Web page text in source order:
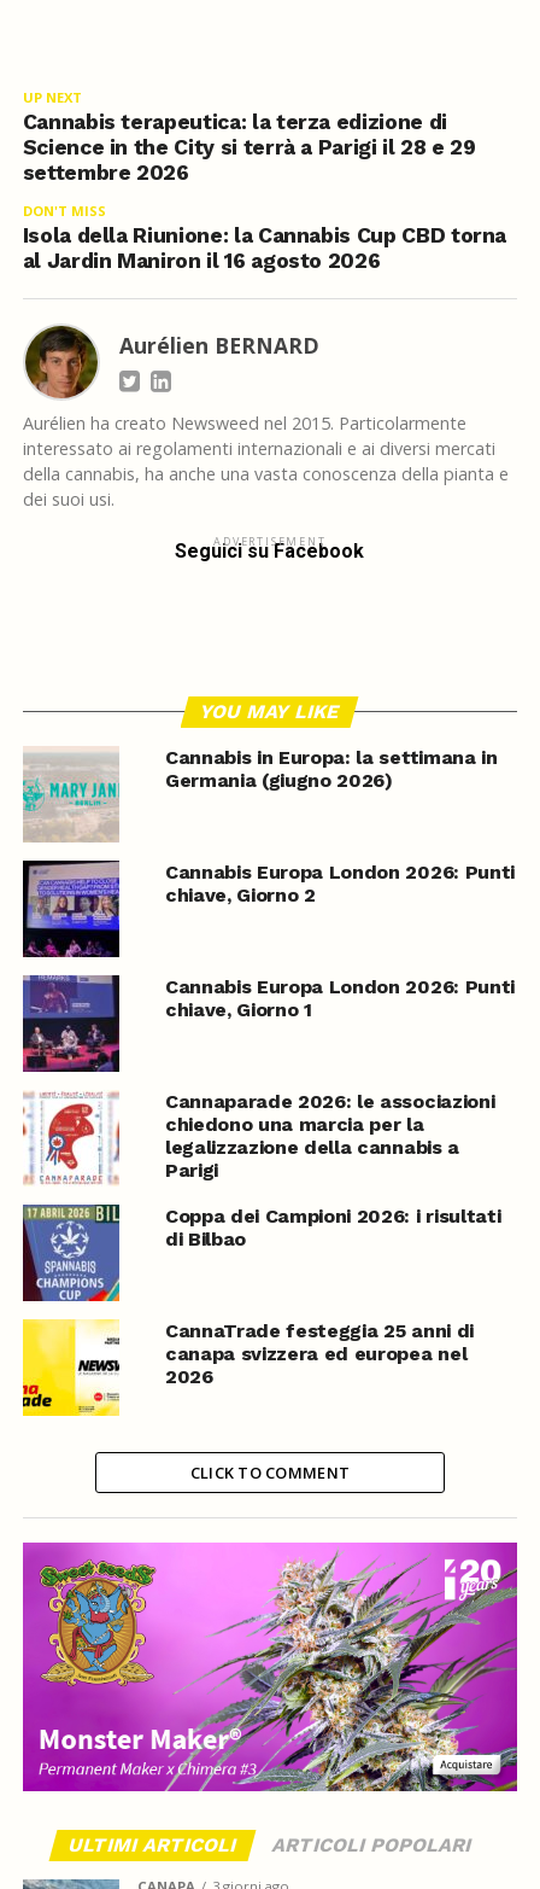
UP NEXT
Cannabis terapeutica: la terza edizione di
Science in the City si terrà a Parigi il 28 e 29
settembre 2026
DON'T MISS
Isola della Riunione: la Cannabis Cup CBD torna
al Jardin Maniron il 16 agosto 2026
Aurélien BERNARD
Aurélien ha creato Newsweed nel 2015. Particolarmente
interessato ai regolamenti internazionali e ai diversi mercati
della cannabis, ha anche una vasta conoscenza della pianta e
dei suoi usi.
ADVERTISEMENT
Seguici su Facebook
YOU MAY LIKE
Cannabis in Europa: la settimana in
Germania (giugno 2026)
Cannabis Europa London 2026: Punti
chiave, Giorno 2
Cannabis Europa London 2026: Punti
chiave, Giorno 1
Cannaparade 2026: le associazioni
chiedono una marcia per la
legalizzazione della cannabis a
Parigi
Coppa dei Campioni 2026: i risultati
di Bilbao
CannaTrade festeggia 25 anni di
canapa svizzera ed europea nel
2026
CLICK TO COMMENT
ULTIMI ARTICOLI ARTICOLI POPOLARI
CANAPA 3 giorni ago